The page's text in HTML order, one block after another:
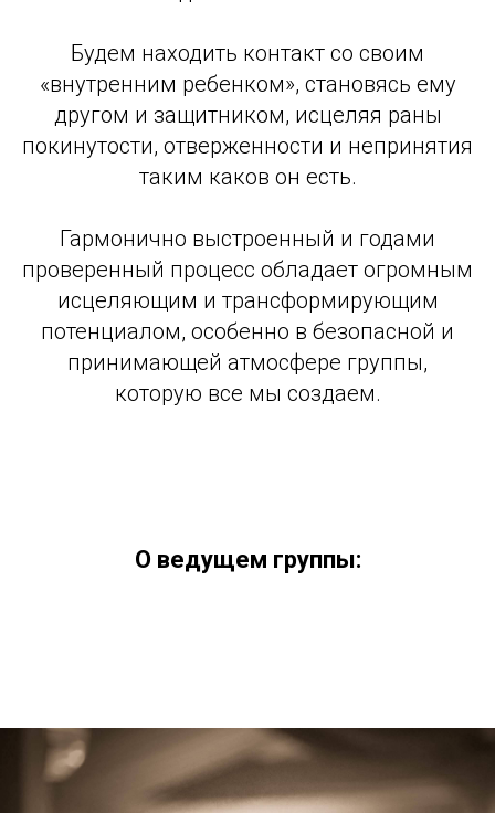
Будем находить контакт со своим
«внутренним ребенком», становясь ему
другом и защитником, исцеляя раны
покинутости, отверженности и непринятия
таким каков он есть.
Гармонично выстроенный и годами
проверенный процесс обладает огромным
исцеляющим и трансформирующим
потенциалом, особенно в безопасной и
принимающей атмосфере группы,
которую все мы создаем.
О ведущем группы: